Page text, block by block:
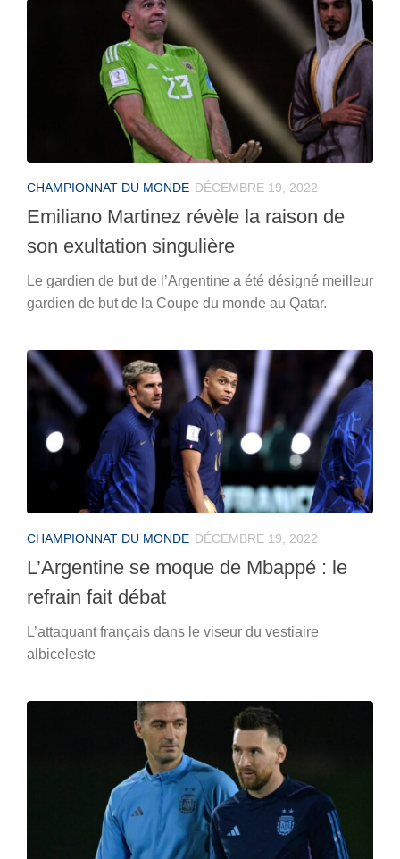
CHAMPIONNAT DU MONDE DÉCEMBRE 19, 2022
Emiliano Martinez révèle la raison de
son exultation singulière
Le gardien de but de l’Argentine a été désigné meilleur
gardien de but de la Coupe du monde au Qatar.
CHAMPIONNAT DU MONDE DÉCEMBRE 19, 2022
L’Argentine se moque de Mbappé : le
refrain fait débat
L’attaquant français dans le viseur du vestiaire
albiceleste